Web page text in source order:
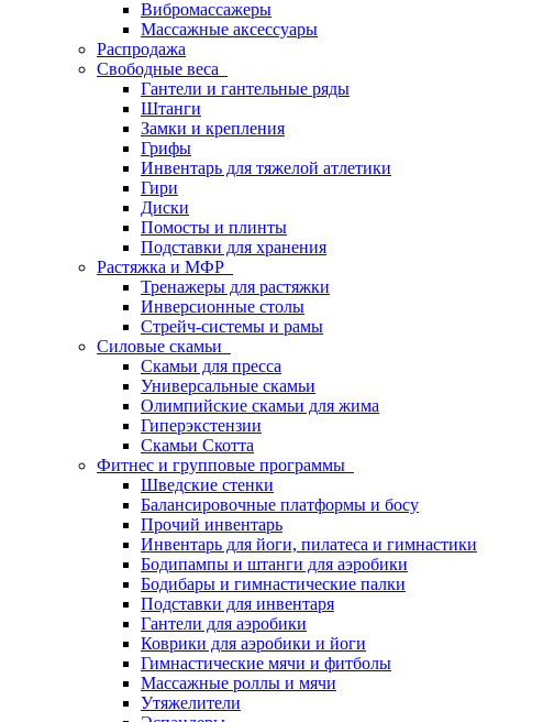
Вибромассажеры
Массажные аксессуары
Распродажа
Свободные веса
Гантели и гантельные ряды
Штанги
Замки и крепления
Грифы
Инвентарь для тяжелой атлетики
Гири
Диски
Помосты и плинты
Подставки для хранения
Растяжка и МФР
Тренажеры для растяжки
Инверсионные столы
Стрейч-системы и рамы
Силовые скамьи
Скамьи для пресса
Универсальные скамьи
Олимпийские скамьи для жима
Гиперэкстензии
Скамьи Скотта
Фитнес и групповые программы
Шведские стенки
Балансировочные платформы и босу
Прочий инвентарь
Инвентарь для йоги, пилатеса и гимнастики
Бодипампы и штанги для аэробики
Бодибары и гимнастические палки
Подставки для инвентаря
Гантели для аэробики
Коврики для аэробики и йоги
Гимнастические мячи и фитболы
Массажные роллы и мячи
Утяжелители